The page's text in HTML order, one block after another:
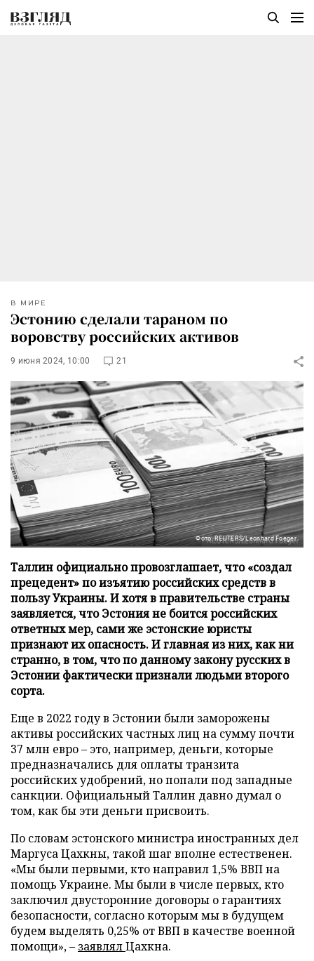
В МИРЕ
Эстонию сделали тараном по
воровству российских активов
9 июня 2024, 10:00 21
Фото: REUTERS/Leonhard Foeger
Таллин официально провозглашает, что «создал
прецедент» по изъятию российских средств в
пользу Украины. И хотя в правительстве страны
заявляется, что Эстония не боится российских
ответных мер, сами же эстонские юристы
признают их опасность. И главная из них, как ни
странно, в том, что по данному закону русских в
Эстонии фактически признали людьми второго
сорта.
Еще в 2022 году в Эстонии были заморожены
активы российских частных лиц на сумму почти
37 млн евро – это, например, деньги, которые
предназначались для оплаты транзита
российских удобрений, но попали под западные
санкции. Официальный Таллин давно думал о
том, как бы эти деньги присвоить.
По словам эстонского министра иностранных дел
Маргуса Цахкны, такой шаг вполне естественен.
«Мы были первыми, кто направил 1,5% ВВП на
помощь Украине. Мы были в числе первых, кто
заключил двусторонние договоры о гарантиях
безопасности, согласно которым мы в будущем
будем выделять 0,25% от ВВП в качестве военной
помощи», – заявлялЦахкна.